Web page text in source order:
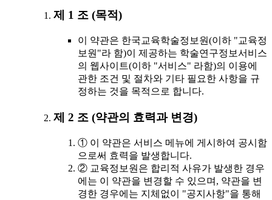
제 1 조 (목적)
이 약관은 한국교육학술정보원(이하 "교육정
보원"라 함)이 제공하는 학술연구정보서비스
의 웹사이트(이하 "서비스" 라함)의 이용에
관한 조건 및 절차와 기타 필요한 사항을 규
정하는 것을 목적으로 합니다.
제 2 조 (약관의 효력과 변경)
① 이 약관은 서비스 메뉴에 게시하여 공시함
으로써 효력을 발생합니다.
② 교육정보원은 합리적 사유가 발생한 경우
에는 이 약관을 변경할 수 있으며, 약관을 변
경한 경우에는 지체없이 "공지사항"을 통해